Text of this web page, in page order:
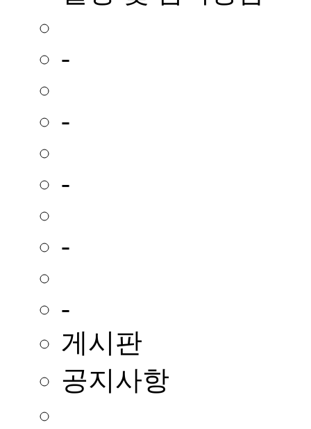
-
-
-
-
-
게시판
공지사항